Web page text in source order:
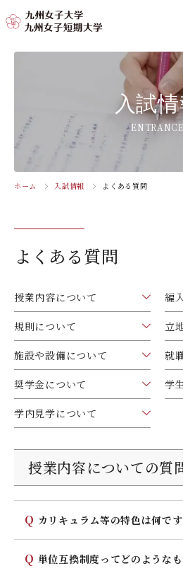
在学生の方へ
卒業生の方へ
保護者の方へ
お知らせ
学長メッセージ
キャンパスマップ・施設紹介
教育理念・学則
採用情報
デジタルパンフレット
公式SNS
情報公開
国際交流
地域教育実践研究センター
九州女子大学
家政学部
人間科学部
児童・幼児教育学科（旧 人間
心理・文化学科（旧 人間発達
攻）
九州女子大学大学院
人間科学研究科
人間科学専攻（修士課程）
教員検索
九州女子短期大学
子ども健康学科
専攻科
子ども健康学専攻
キャンパスカレンダー
学納金
奨学金
学生サポート
就職活動年間スケジュール
就職対策講座・ガイダンス
就職・キャリア支援
北九州市の企業情報・求人情報
就職なんでも相談窓口
対象者別
就職状況
入学試験要項・提出書類
入試日程・科目
出願方法
オープンキャンパス
WEB相談会
大学見学
進路相談会案内
出前授業（高校生向け）
よくある質問
大規模災害により被災した本入学へ
交通アクセス
施設・設備360°ストリートビュー
入試
ENTRANCE
ホーム 入試情報 よくある質問
よくある質問
授業内容について 編
規則について 立
施設や設備について 就
奨学金について 学
学内見学について
授業内容についての質
Q カリキュラム等の特色は何です
キュラムを開講しています。最初
Q 単位互換制度ってどのような